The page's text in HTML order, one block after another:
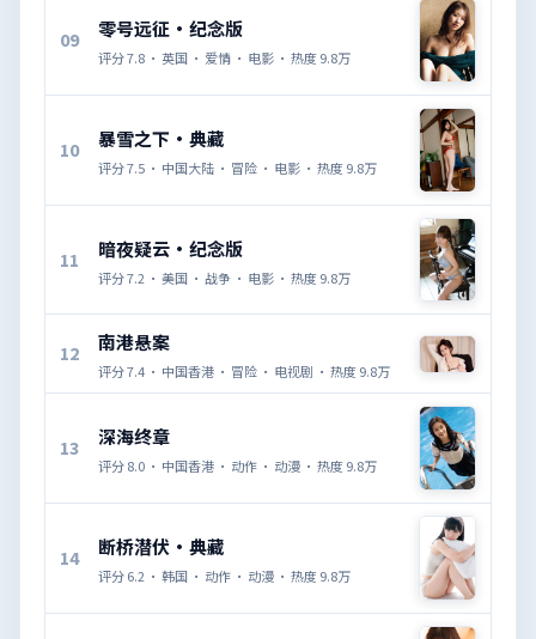
09 零号远征·纪念版
评分7.8 · 英国 · 爱情 · 电影 · 热度9.8万
10 暴雪之下·典藏
评分7.5 · 中国大陆 · 冒险 · 电影 · 热度9.8万
11 暗夜疑云·纪念版
评分7.2 · 美国 · 战争 · 电影 · 热度9.8万
12 南港悬案
评分7.4 · 中国香港 · 冒险 · 电视剧 · 热度9.8万
13 深海终章
评分8.0 · 中国香港 · 动作 · 动漫 · 热度9.8万
14 断桥潜伏·典藏
评分6.2 · 韩国 · 动作 · 动漫 · 热度9.8万